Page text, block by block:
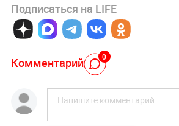
Подписаться на LIFE
Комментарий 0